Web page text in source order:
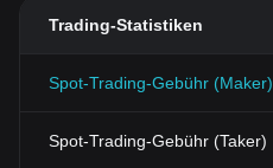
Trading-Statistiken
Spot-Trading-Gebühr (Maker)
Spot-Trading-Gebühr (Taker)